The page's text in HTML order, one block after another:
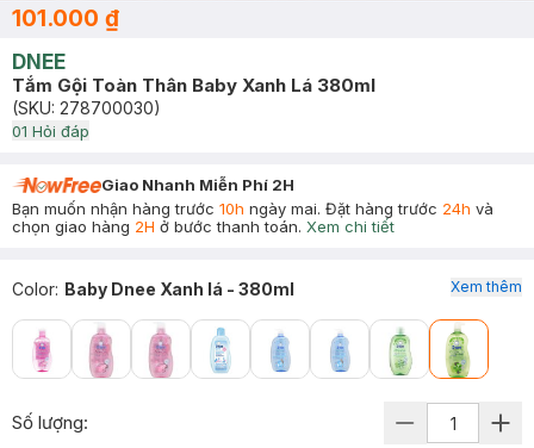
101.000 ₫
DNEE
Tắm Gội Toàn Thân Baby Xanh Lá 380ml
(SKU: 278700030)
01 Hỏi đáp
Giao Nhanh Miễn Phí 2H
Bạn muốn nhận hàng trước 10h ngày mai. Đặt hàng trước 24h và
chọn giao hàng 2H ở bước thanh toán. Xem chi tiết
Color: Baby Dnee Xanh lá - 380ml Xem thêm
Số lượng: